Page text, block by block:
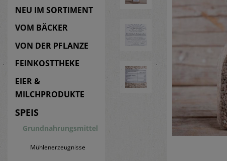
NEU IM SORTIMENT
VOM BÄCKER
VON DER PFLANZE
FEINKOSTTHEKE
EIER &
MILCHPRODUKTE
SPEIS
Grundnahrungsmittel
Mühlenerzeugnisse